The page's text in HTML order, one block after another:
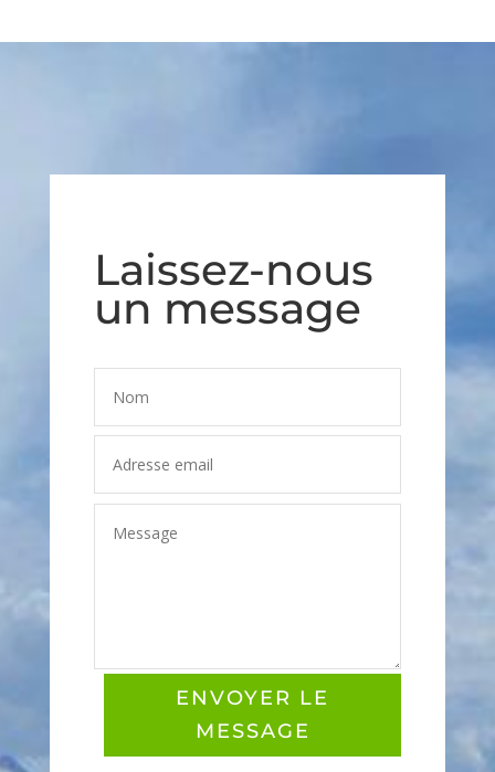
Laissez-nous
un message
ENVOYER LE
MESSAGE